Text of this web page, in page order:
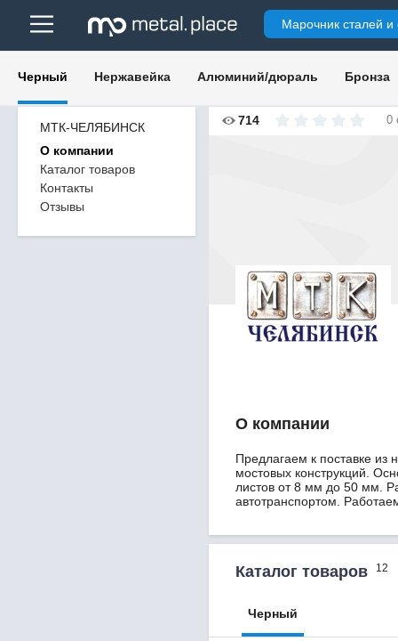
Марочник сталей и
Черный Нержавейка Алюминий/дюраль Бронза
МТК-ЧЕЛЯБИНСК
О компании
Каталог товаров
Контакты
Отзывы
714 0
О компании
Предлагаем к поставке из
мостовых конструкций.
листов от 8 мм до 50 мм.
автотранспортом.
Каталог товаров 12
Черный